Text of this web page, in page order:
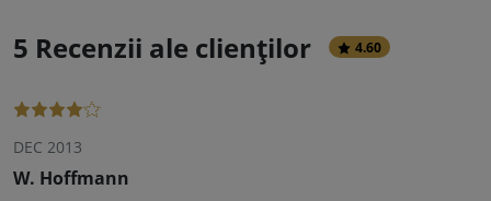
5 Recenzii ale clienților 4.60
DEC 2013
W. Hoffmann